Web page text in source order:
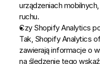
urządzeniach
ruchu.
Czy Shopify Analytics
Tak, Shopify Analytics
zawierają informacje o
na śledzenie tego